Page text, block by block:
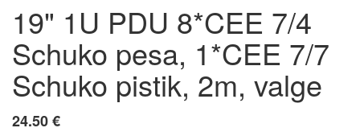
19" 1U PDU 8*CEE 7/4
Schuko pesa, 1*CEE 7/7
Schuko pistik, 2m, valge
24.50€